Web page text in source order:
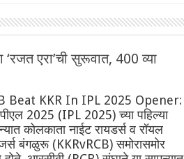
एरा’ची सुरूवात, 400 व्या
Beat KKR In IPL 2025 Opener:
2025 (IPL 2025) च्या पहिल्या
कोलकाता नाईट रायडर्स व रॉयल
बंगळुरू (KKRvRCB) समोरासमोर